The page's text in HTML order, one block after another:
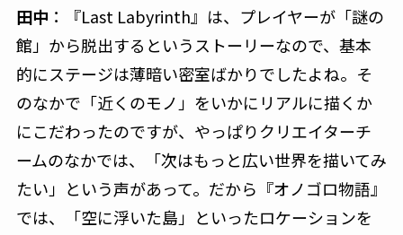
田中 ：『Last Labyrinth』は、プレイヤーが「謎の
館」から脱出するというストーリーなので、基本
的にステージは薄暗い密室ばかりでしたよね。そ
のなかで「近くのモノ」をいかにリアルに描くか
にこだわったのですが、やっぱりクリエイターチ
ームのなかでは、「次はもっと広い世界を描いてみ
たい」という声があって。だから『オノゴロ物語』
では、「空に浮いた島」といったロケーションを